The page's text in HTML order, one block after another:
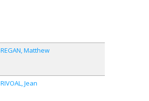
REGAN Matthew
RIVOAL Jean